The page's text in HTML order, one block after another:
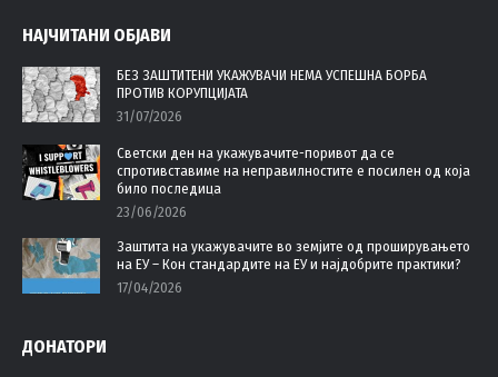
opens
in
new
window
opens
in
new
window
opens
new
window
opens
in
new
window
НАЈЧИТАНИ ОБЈАВИ
БЕЗ ЗАШТИТЕНИ УКАЖУВАЧИ НЕМА УСПЕШНА БОРБА
ПРОТИВ КОРУПЦИЈАТА
31/07/2026
Светски ден на укажувачите-поривот да се
спротивставиме на неправилностите е посилен од која
било последица
23/06/2026
Заштита на укажувачите во земјите од проширувањето
на ЕУ – Кон стандардите на ЕУ и најдобрите практики?
17/04/2026
ДОНАТОРИ